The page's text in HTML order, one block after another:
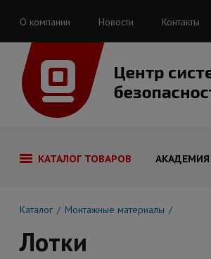
О компании Новости Контакты
КАТАЛОГ ТОВАРОВ
Каталог Монтажные материалы
Лотки